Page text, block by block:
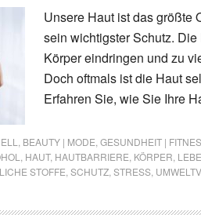
Unsere Haut ist das größte
sein wichtigster Schutz.
Körper eindringen und zu
Doch oftmals ist die Haut
Erfahren Sie, wie Sie Ihre
BEAUTY | MODE GESUNDHEIT |
HAUT, HAUTBARRIERE KÖRPER
STOFFE SCHUTZ STRESS